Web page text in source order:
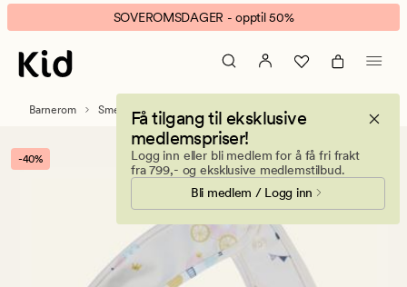
Fairytale
smekke
beige
banner.
Klikk
ESCAPE
pause.
SOVEROMSDAGER - opptil 50%
Få tilgang til eksklusive
medlemspriser!
Logg inn eller bli medlem for å få fri frakt
fra 799,- og eksklusive medlemstilbud.
Bli medlem / Logg inn
Barnerom Smekker
-40%